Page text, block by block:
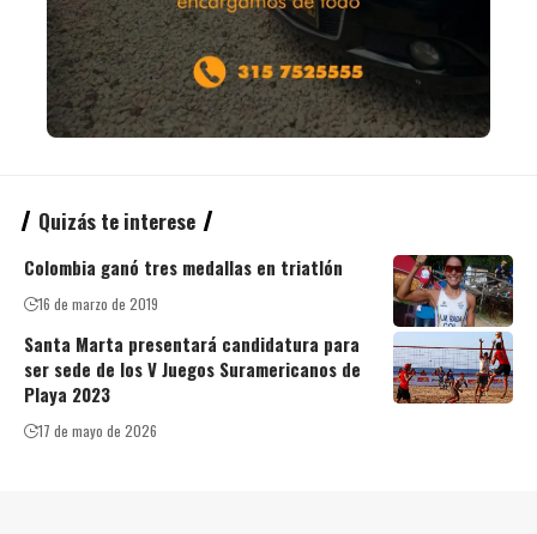
Quizás te interese
Colombia ganó tres medallas en triatlón
16 de marzo de 2019
Santa Marta presentará candidatura para
ser sede de los V Juegos Suramericanos de
Playa 2023
17 de mayo de 2026